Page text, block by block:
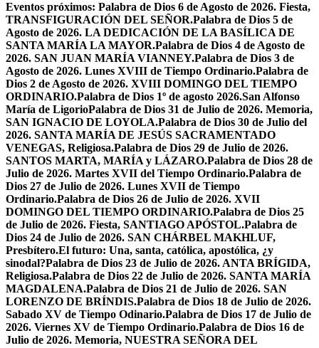
Eventos próximos: Palabra de Dios 6 de Agosto de 2026. Fiesta,
TRANSFIGURACIÓN DEL SEÑOR.Palabra de Dios 5 de
Agosto de 2026. LA DEDICACIÓN DE LA BASÍLICA DE
SANTA MARÍA LA MAYOR.Palabra de Dios 4 de Agosto de
2026. SAN JUAN MARÍA VIANNEY.Palabra de Dios 3 de
Agosto de 2026. Lunes XVIII de Tiempo Ordinario.Palabra de
Dios 2 de Agosto de 2026. XVIII DOMINGO DEL TIEMPO
ORDINARIO.Palabra de Dios 1º de agosto 2026.San Alfonso
María de LigorioPalabra de Dios 31 de Julio de 2026. Memoria,
SAN IGNACIO DE LOYOLA.Palabra de Dios 30 de Julio del
2026. SANTA MARÍA DE JESÚS SACRAMENTADO
VENEGAS, Religiosa.Palabra de Dios 29 de Julio de 2026.
SANTOS MARTA, MARÍA y LÁZARO.Palabra de Dios 28 de
Julio de 2026. Martes XVII del Tiempo Ordinario.Palabra de
Dios 27 de Julio de 2026. Lunes XVII de Tiempo
Ordinario.Palabra de Dios 26 de Julio de 2026. XVII
DOMINGO DEL TIEMPO ORDINARIO.Palabra de Dios 25
de Julio de 2026. Fiesta, SANTIAGO APÓSTOL.Palabra de
Dios 24 de Julio de 2026. SAN CHÁRBEL MAKHLUF,
Presbítero.El futuro: Una, santa, católica, apostólica, ¿y
sinodal?Palabra de Dios 23 de Julio de 2026. ANTA BRÍGIDA,
Religiosa.Palabra de Dios 22 de Julio de 2026. SANTA MARÍA
MAGDALENA.Palabra de Dios 21 de Julio de 2026. SAN
LORENZO DE BRÍNDIS.Palabra de Dios 18 de Julio de 2026.
Sabado XV de Tiempo Odinario.Palabra de Dios 17 de Julio de
2026. Viernes XV de Tiempo Ordinario.Palabra de Dios 16 de
Julio de 2026. Memoria, NUESTRA SEÑORA DEL